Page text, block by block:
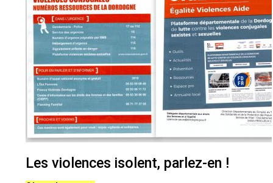
Les violences isolent, parlez-en !